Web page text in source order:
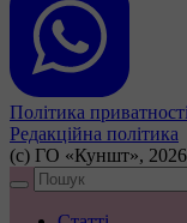
Політика приватності
Редакційна політика
(с) ГО «Куншт»,